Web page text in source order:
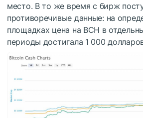
место. В то же время с бирж
противоречивые данные: на
площадках цена на BCH в
периоды достигала 1 000